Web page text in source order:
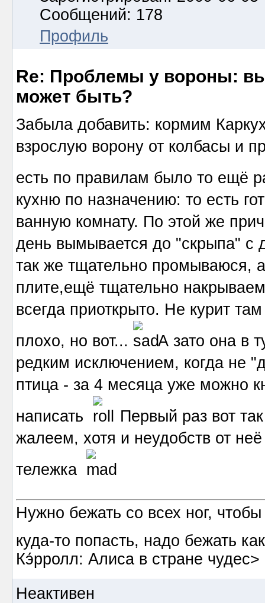
Сообщений: 178
Профиль
Re: Проблемы у вороны:
может быть?
Забыла добавить: кормим
взрослую ворону от колбасы и
есть по правилам было то ещё
кухню по назначению: то есть
ванную комнату. По этой же
день вымывается до "скрыпа"
так же тщательно промываюся,
плите,ещё тщательно
всегда приоткрыто. Не курит
плохо, но вот...
А зато она в
редким исключением, когда не
птица - за 4 месяца уже можно
написать
Первый раз вот
жалеем, хотя и неудобств от
тележка
Нужно бежать со всех ног,
куда-то попасть, надо бежать
Кэ́рролл: Алиса в стране чудес>
Неактивен